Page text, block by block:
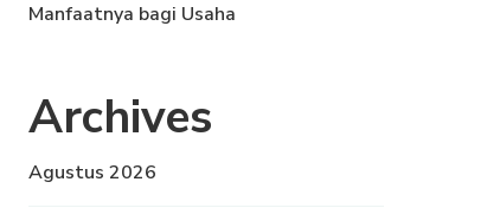
Manfaatnya bagi Usaha
Archives
Agustus 2026